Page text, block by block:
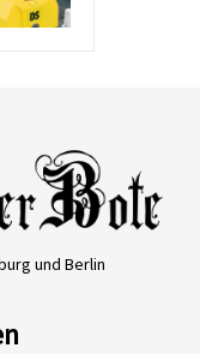
und Berlin